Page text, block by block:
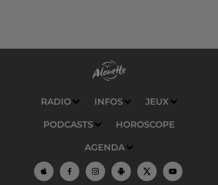
RADIO INFOS JEUX
PODCASTS HOROSCOPE
AGENDA